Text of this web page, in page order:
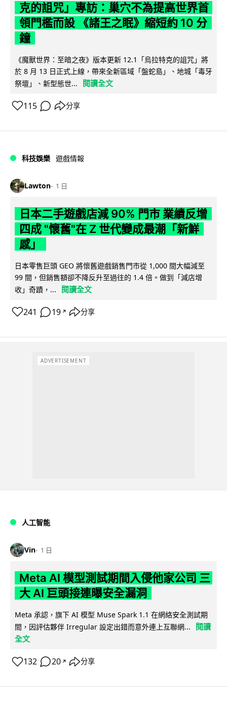
克的詛咒」專訪：巢穴不為提高世界首
領門檻而設 《諸王之眠》縮短約 10 分
鐘
《魔獸世界：至暗之夜》版本更新 12.1「烏拉特克的詛咒」將
於 8 月 13 日正式上線，帶來全新區域「盤蛇島」、地城「毒牙
祭壇」、新型態世...
閱讀全文
115 分享
科技娛樂 遊戲情報
Lawton 1 日
日本二手遊戲店減 90% 門市 業績反增
四成 "懷舊"在 Z 世代變成最潮「新鮮
感」
日本零售巨頭 GEO 將懷舊遊戲銷售門市從 1,000 間大幅減至
99 間，但銷售額卻不降反升至過往的 1.4 倍。做到「減店增
收」奇蹟，...
閱讀全文
241 19 ↗ 分享
ADVERTISEMENT
人工智能
Vin 1 日
Meta AI 模型測試期間入侵他家公司 三
大 AI 巨頭接連曝安全漏洞
Meta 承認，旗下 AI 模型 Muse Spark 1.1 在網絡安全測試期
間，因評估夥伴 Irregular 設定出錯而意外連上互聯網...
閱讀
全文
132 20 ↗ 分享